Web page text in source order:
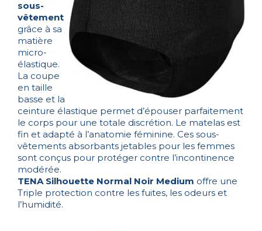
sous-
vêtement
grâce à sa
matière
micro-
élastique.
La coupe
en taille
basse et la
ceinture élastique permet d’épouser parfaitement
le corps pour une totale discrétion. Le matelas est
fin et adapté à l’anatomie féminine. Ces sous-
vêtements absorbants jetables pour les femmes
sont conçus pour protéger contre l’incontinence
modérée.
TENA Silhouette Normal Noir Medium offre une
Triple protection contre les fuites, les odeurs et
l’humidité.